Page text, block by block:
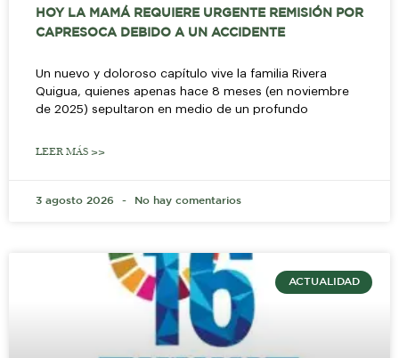
HOY LA MAMÁ REQUIERE URGENTE REMISIÓN POR
CAPRESOCA DEBIDO A UN ACCIDENTE
Un nuevo y doloroso capítulo vive la familia Rivera
Quigua, quienes apenas hace 8 meses (en noviembre
de 2025) sepultaron en medio de un profundo
LEER MÁS >>
3 agosto 2026 No hay comentarios
ACTUALIDAD